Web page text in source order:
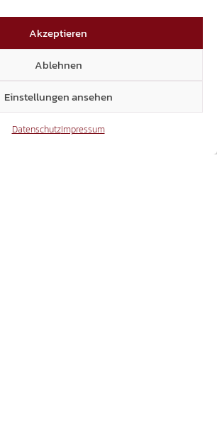
Akzeptieren
Ablehnen
Einstellungen ansehen
DatenschutzImpressum
1 2 3
4
7